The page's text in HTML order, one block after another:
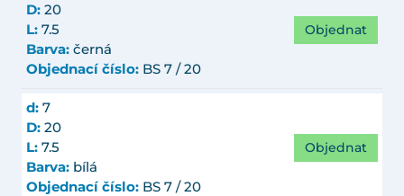
D: 20
L: 7.5
Barva: černá
Objednací číslo: BS 7 / 20
Objednat
d: 7
D: 20
L: 7.5
Barva: bílá
Objednací číslo: BS 7 / 20
Objednat